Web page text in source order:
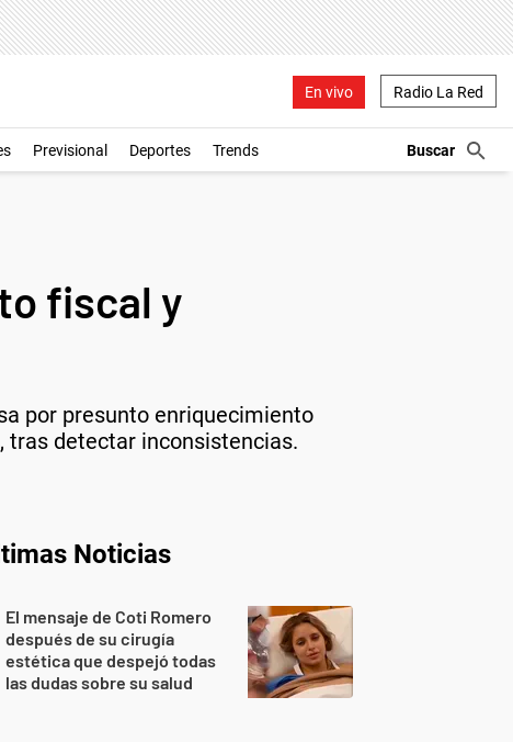
En vivo Radio La Red
Previsional Deportes Trends
fiscal y
por presunto enriquecimiento
detectar inconsistencias.
Noticias
El mensaje de Coti Romero
después de su cirugía
estética que despejó todas
las dudas sobre su salud